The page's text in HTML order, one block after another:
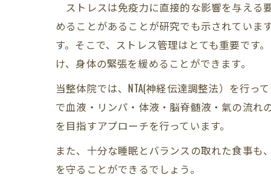
ストレスは免疫力に直接的な影響を与える
めることがあることが研究でも示されていま
す。そこで、ストレス管理はとても重要です
け、身体の緊張を緩めることができます。
当整体院では、NTA(神経伝達調整法）を行っ
で血液・リンパ・体液・脳脊髄液・氣の流れ
を目指すアプローチを行っています。
また、十分な睡眠とバランスの取れた食事
を守ることができるでしょう。